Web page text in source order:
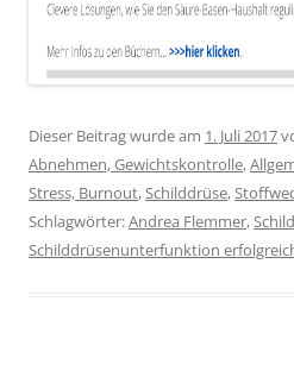
Dieser Beitrag wurde am 1. Juli 2017
Abnehmen, Gewichtskontrolle,
Stress, Burnout,Schilddrüse,
Schlagwörter:Andrea Flemmer,
Schilddrüsenunterfunktion